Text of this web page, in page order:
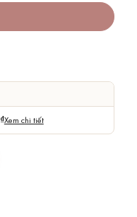
₫Xem chi tiết